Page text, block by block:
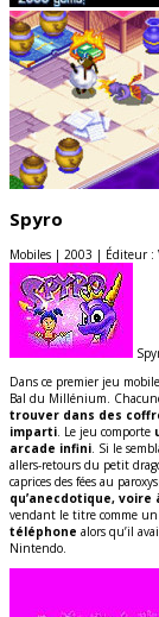
Spyro
Mobiles | 2003 | Éditeur :
Dans ce premier jeu
Bal du Millénium.
trouver dans des
imparti. Le jeu comporte
arcade infini. Si le
allers-retours du petit
caprices des fées au
qu’anecdotique,
vendant le titre comme
téléphone alors qu’il
Nintendo.